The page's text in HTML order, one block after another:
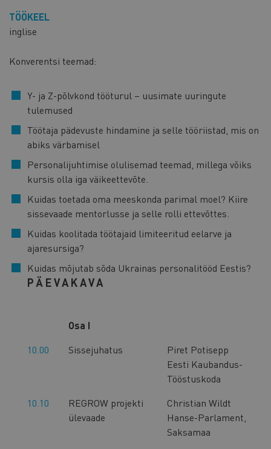
TÖÖKEEL
inglise
Konverentsi teemad:
Y- ja Z-põlvkond tööturul – uusimate uuringute
tulemused
Töötaja pädevuste hindamine ja selle tööriistad, mis on
abiks värbamisel
Personalijuhtimise olulisemad teemad, millega võiks
kursis olla iga väikeettevõte.
Kuidas toetada oma meeskonda parimal moel? Kiire
sissevaade mentorlusse ja selle rolli ettevõttes.
Kuidas koolitada töötajaid limiteeritud eelarve ja
ajaresursiga?
Kuidas mõjutab sõda Ukrainas personalitööd Eestis?
PÄEVAKAVA
Osa I
10.00
Sissejuhatus
Piret Potisepp
Eesti Kaubandus-
Tööstuskoda
10.10
REGROW projekti
ülevaade
Christian Wildt
Hanse-Parlament,
Saksamaa